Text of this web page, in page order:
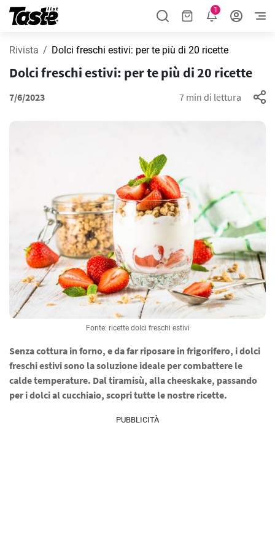
1
Rivista Dolci freschi estivi: per te più di 20 ricette
Dolci freschi estivi: per te più di 20 ricette
7/6/2023 7 min di lettura
Fonte: ricette dolci freschi estivi
Senza cottura in forno, e da far riposare in frigorifero, i dolci
freschi estivi sono la soluzione ideale per combattere le
calde temperature. Dal tiramisù, alla cheeskake, passando
per i dolci al cucchiaio, scopri tutte le nostre ricette.
PUBBLICITÀ